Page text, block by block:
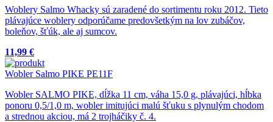
Woblery Salmo Whacky sú zaradené do sortimentu roku 2012. Tieto
plávajúce woblery odporúčame predovšetkým na lov zubáčov,
boleňov, šťúk, ale aj sumcov.
11,99 €
Wobler Salmo PIKE PE11F
Wobler SALMO PIKE, dĺžka 11 cm, váha 15,0 g, plávajúci, hĺbka
ponoru 0,5/1,0 m, wobler imitujúci malú šťuku s plynulým chodom
a strednou akciou, má 2 trojháčiky č. 4.